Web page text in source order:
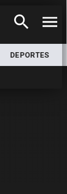
DEPORTES